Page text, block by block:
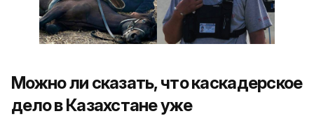
Можно ли сказать, что каскадерское
дело в Казахстане уже